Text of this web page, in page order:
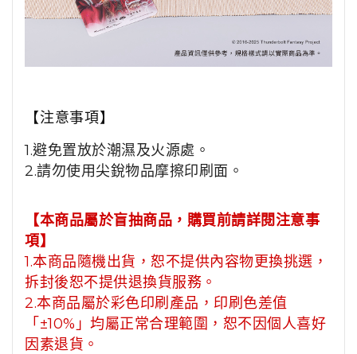
【注意事項】
1.避免置放於潮濕及火源處。
2.請勿使用尖銳物品摩擦印刷面。
【本商品屬於盲抽商品，購買前請詳閱注意事
項】
1.本商品隨機出貨，恕不提供內容物更換挑選，
拆封後恕不提供退換貨服務。
2.本商品屬於彩色印刷產品，印刷色差值
「±10%」均屬正常合理範圍，恕不因個人喜好
因素退貨。